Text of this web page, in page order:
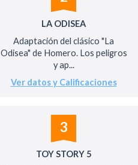
LA ODISEA
Adaptación del clásico "La
Odisea" de Homero. Los peligros
y ap...
Ver datos y Calificaciones
3
TOY STORY 5